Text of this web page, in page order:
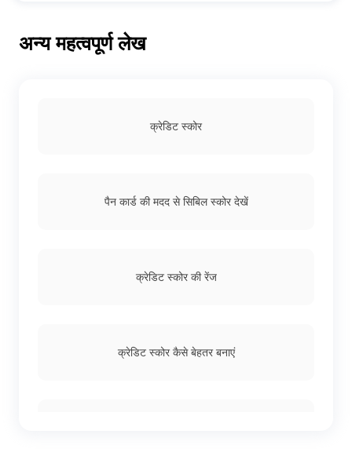
उम्र: स्वयं का व्यापार करने वालों के लिए उम्र की सीमा 21 से 65 साल
नौकरी: नौकरीपेशा या व्यापारी
अन्य महत्वपूर्ण लेख
क्रेडिट स्कोर
पैन कार्ड की मदद से सिबिल स्कोर देखें
क्रेडिट स्कोर की रेंज
क्रेडिट स्कोर कैसे बेहतर बनाएं